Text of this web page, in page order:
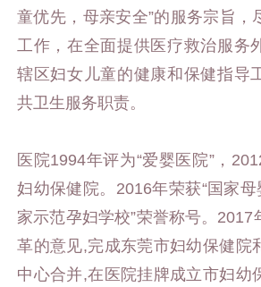
童优先，母亲安全”的服务宗旨，
工作，在全面提供医疗救治服务
辖区妇女儿童的健康和保健指导
共卫生服务职责。
医院1994年评为“爱婴医院”，
妇幼保健院。2016年荣获“国家母
家示范孕妇学校”荣誉称号。2017
革的意见,完成东莞市妇幼保健院
中心合并,在医院挂牌成立市妇幼